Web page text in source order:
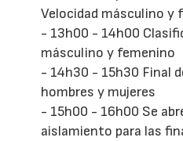
Velocidad másculino y
- 13h00 - 14h00
másculino y femenino
- 14h30 - 15h30 Final
hombres y mujeres
- 15h00 - 16h00 Se
aislamiento para las